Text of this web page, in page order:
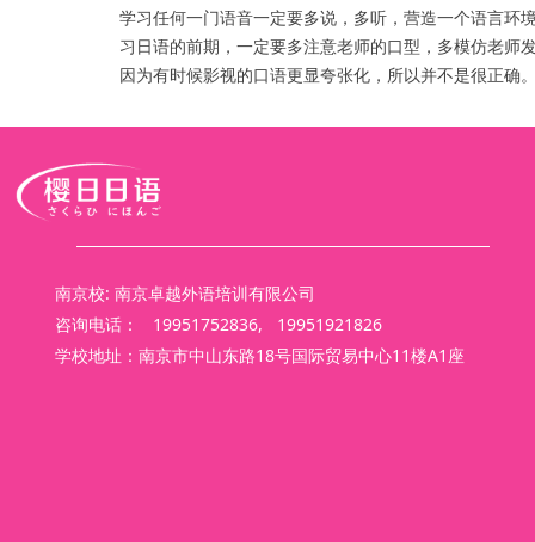
学习任何一门语音一定要多说，多听，营造一个语言环
习日语的前期，一定要多注意老师的口型，多模仿老师
因为有时候影视的口语更显夸张化，所以并不是很正确
南京校: 南京卓越外语培训有限公司
咨询电话： 19951752836, 19951921826
学校地址：南京市中山东路18号国际贸易中心11楼A1座